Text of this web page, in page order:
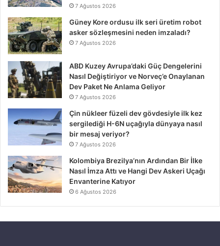
7 Ağustos 2026
Güney Kore ordusu ilk seri üretim robot
asker sözleşmesini neden imzaladı?
7 Ağustos 2026
ABD Kuzey Avrupa’daki Güç Dengelerini
Nasıl Değiştiriyor ve Norveç’e Onaylanan
Dev Paket Ne Anlama Geliyor
7 Ağustos 2026
Çin nükleer füzeli dev gövdesiyle ilk kez
sergilediği H-6N uçağıyla dünyaya nasıl
bir mesaj veriyor?
7 Ağustos 2026
Kolombiya Brezilya’nın Ardından Bir İlke
Nasıl İmza Attı ve Hangi Dev Askeri Uçağı
Envanterine Katıyor
6 Ağustos 2026